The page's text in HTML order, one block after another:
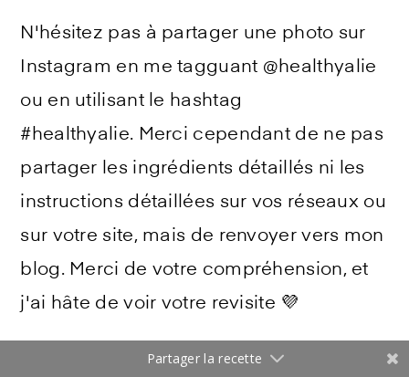
N'hésitez pas à partager une photo sur
Instagram en me tagguant @healthyalie
ou en utilisant le hashtag
#healthyalie. Merci cependant de ne pas
partager les ingrédients détaillés ni les
instructions détaillées sur vos réseaux ou
sur votre site, mais de renvoyer vers mon
blog. Merci de votre compréhension, et
j'ai hâte de voir votre revisite 💜
Partager la recette